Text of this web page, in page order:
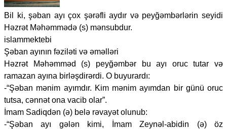
Bil ki, şəban ayı çox şərəfli aydır və peyğəmbərlərin seyidi
Həzrət Məhəmmədə (s) mənsubdur.
islammektebi
Şəban ayının fəziləti və əməlləri
Həzrət Məhəmməd (s) peyğəmbər bu ayı oruc tutar və
ramazan ayına birləşdirərdi. O buyurardı:
-“Şəban mənim ayımdır. Kim mənim ayımdan bir günü oruc
tutsa, cənnət ona vacib olar”.
İmam Sadiqdən (ə) belə rəvayət olunub:
-“Şəban ayı gələn kimi, İmam Zeynəl-abidin (ə) öz